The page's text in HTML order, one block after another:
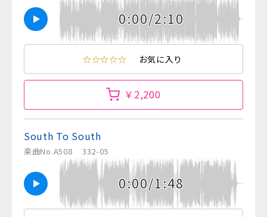
0:00/2:10
☆☆☆☆☆ お気に入り
￥2,200
South To South
楽曲No.A508 332-05
0:00/1:48